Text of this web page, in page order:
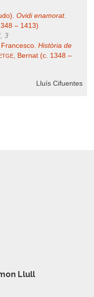
Ovidi enamorat.
– 1413)
3
Història de
, Bernat (c. 1348 –
Lluís Cifuentes
Llull